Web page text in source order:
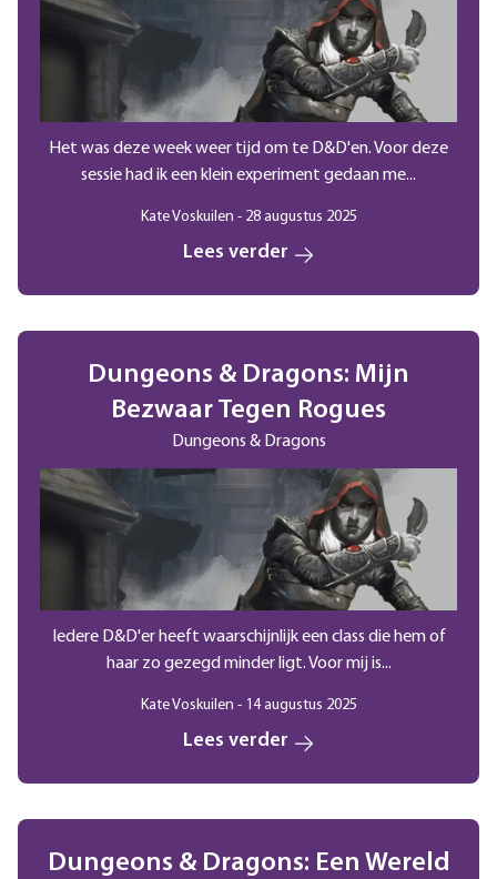
Het was deze week weer tijd om te D&D'en. Voor deze
sessie had ik een klein experiment gedaan me...
Kate Voskuilen - 28 augustus 2025
Lees verder
Dungeons & Dragons: Mijn
Bezwaar Tegen Rogues
Dungeons & Dragons
Iedere D&D'er heeft waarschijnlijk een class die hem of
haar zo gezegd minder ligt. Voor mij is...
Kate Voskuilen - 14 augustus 2025
Lees verder
Dungeons & Dragons: Een Wereld